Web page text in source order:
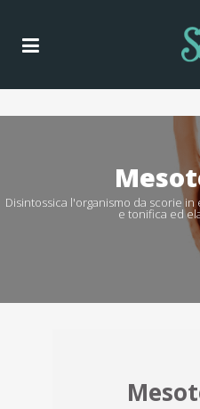
Disintossica l'organismo da scorie
e tonifica ed